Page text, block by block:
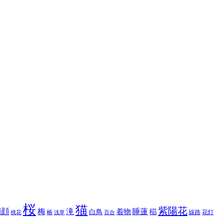
桃花 桜 梅 椿 浅草 滝猫 白鳥 百合 着物 睡蓮 稲紫陽花 線路 花灯